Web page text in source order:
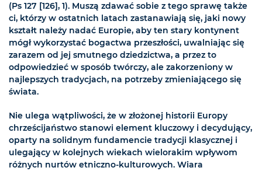
(Ps 127 [126], 1). Muszą zdawać sobie z tego sprawę także
ci, którzy w ostatnich latach zastanawiają się, jaki nowy
kształt należy nadać Europie, aby ten stary kontynent
mógł wykorzystać bogactwa przeszłości, uwalniając się
zarazem od jej smutnego dziedzictwa, a przez to
odpowiedzieć w sposób twórczy, ale zakorzeniony w
najlepszych tradycjach, na potrzeby zmieniającego się
świata.
Nie ulega wątpliwości, że w złożonej historii Europy
chrześcijaństwo stanowi element kluczowy i decydujący,
oparty na solidnym fundamencie tradycji klasycznej i
ulegający w kolejnych wiekach wielorakim wpływom
różnych nurtów etniczno-kulturowych. Wiara